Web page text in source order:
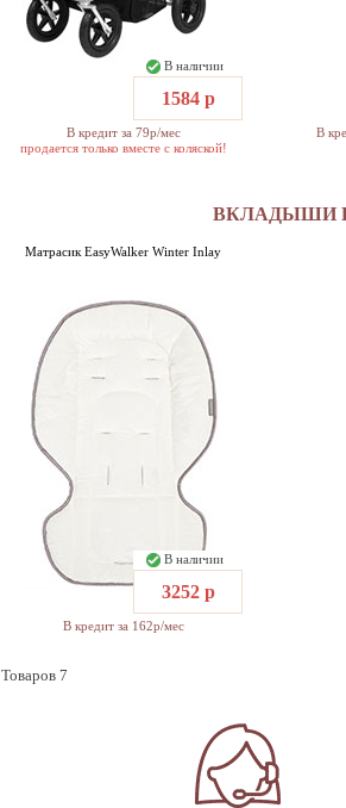
В наличии
1584 р
В кредит за 79р/мес
продается только вместе с коляской!
В
ВКЛАДЫШИ И
Матрасик EasyWalker Winter Inlay
В наличии
3252 р
В кредит за 162р/мес
Товаров 7